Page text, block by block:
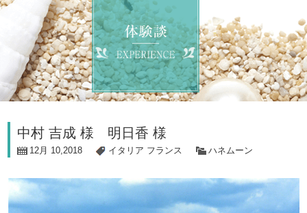
中村 吉成 様 明日香 様
12月 10,2018 イタリア フランス ハネムーン